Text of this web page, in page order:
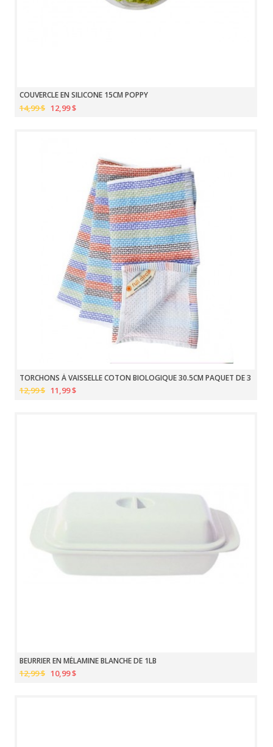
COUVERCLE EN SILICONE 15CM POPPY
14,99 $ 12,99 $
TORCHONS À VAISSELLE COTON BIOLOGIQUE 30.5CM PAQUET DE 3
12,99 $ 11,99 $
BEURRIER EN MÉLAMINE BLANCHE DE 1LB
12,99 $ 10,99 $